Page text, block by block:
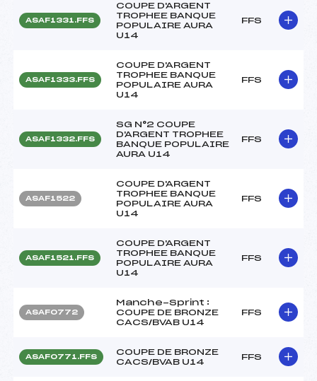
ASAF1331.FFS
COUPE D'ARGENT
TROPHEE BANQUE
POPULAIRE AURA
U14
FFS
ASAF1333.FFS
COUPE D'ARGENT
TROPHEE BANQUE
POPULAIRE AURA
U14
FFS
ASAF1332.FFS
SG N°2 COUPE
D'ARGENT TROPHEE
BANQUE POPULAIRE
AURA U14
FFS
ASAF1522
COUPE D'ARGENT
TROPHEE BANQUE
POPULAIRE AURA
U14
FFS
ASAF1521.FFS
COUPE D'ARGENT
TROPHEE BANQUE
POPULAIRE AURA
U14
FFS
ASAF0772
Manche-Sprint :
COUPE DE BRONZE
CACS/BVAB U14
FFS
ASAF0771.FFS
COUPE DE BRONZE
CACS/BVAB U14
FFS